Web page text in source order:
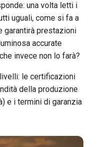
una volta letti i
uguali, come si fa a
garantirà prestazioni
accurate
invece non lo farà?
le certificazioni
della produzione
e i termini di garanzia